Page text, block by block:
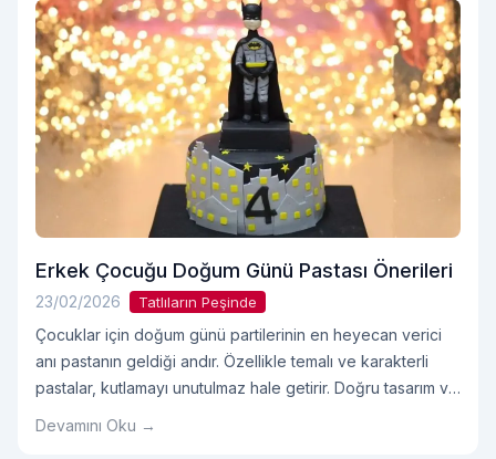
Erkek Çocuğu Doğum Günü Pastası Önerileri
23/02/2026 Tatlıların Peşinde
Çocuklar için doğum günü partilerinin en heyecan verici
anı pastanın geldiği andır. Özellikle temalı ve karakterli
pastalar, kutlamayı unutulmaz hale getirir. Doğru tasarım ve
Devamını Oku →